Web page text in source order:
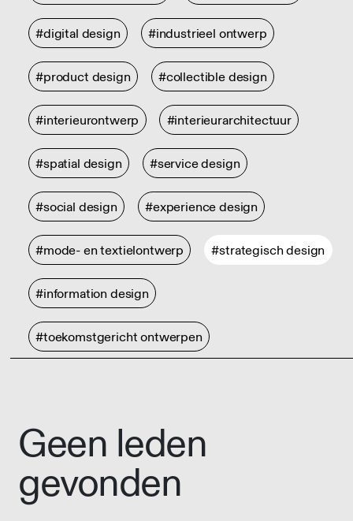
#digital design #industrieel ontwerp
#product design #collectible design
#interieurontwerp #interieurarchitectuur
#spatial design #service design
#social design #experience design
#mode- en textielontwerp #strategisch design
#information design
#toekomstgericht ontwerpen
Geen leden
gevonden